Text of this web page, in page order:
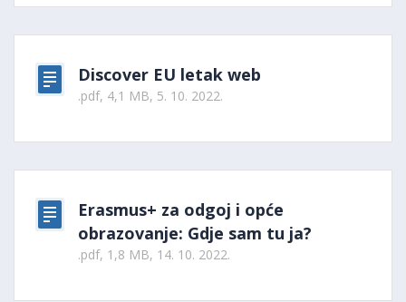
Discover EU letak web
.pdf, 4,1 MB, 5. 10. 2022.
Erasmus+ za odgoj i opće
obrazovanje: Gdje sam tu ja?
.pdf, 1,8 MB, 14. 10. 2022.